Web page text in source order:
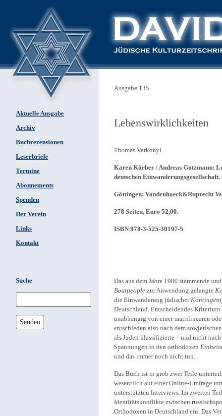
Aktuelle Ausgabe
Archiv
Buchrezensionen
Leserbriefe
Termine
Abonnements
Spenden
Der Verein
Links
Kontakt
Suche
Senden
Ausgabe 135
Lebenswirklichkeiten
Thomas Varkonyi
Karen Körber / Andreas Gotzmann:
deutschen
Göttingen: Vandenhoeck&Ruprecht
278 Seiten, Euro 52,00.-
ISBN 978-3-525-30197-5
Das aus dem Jahre 1980 stammende
Boatpeople zur Anwendung gelangte
die Einwanderung jüdischer
Deutschland. Entscheidendes
unabhängig von einer matrilinearen
entschieden also nach dem
als Juden klassifizierte – und nicht
Spannungen in den orthodoxen
und das immer noch nicht tun.
Das Buch ist in grob zwei Teile
wesentlich auf einer Online-Umfrage
unterstützten Interviews. Im zweiten
Identitätskonflikte zwischen
Orthodoxen in Deutschland ein. Das